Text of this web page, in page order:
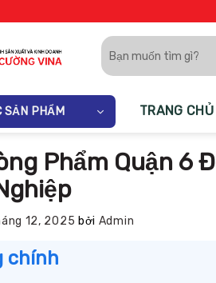
Tìm
kiếm:
SẢN PHẨM TRANG CHỦ
Phẩm Quận 6
12, 2025 bởi Admin
chính